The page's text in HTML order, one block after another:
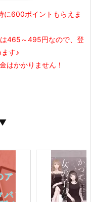
に600ポイントもらえま
465～495円なので、登
す♪
はかかりません！